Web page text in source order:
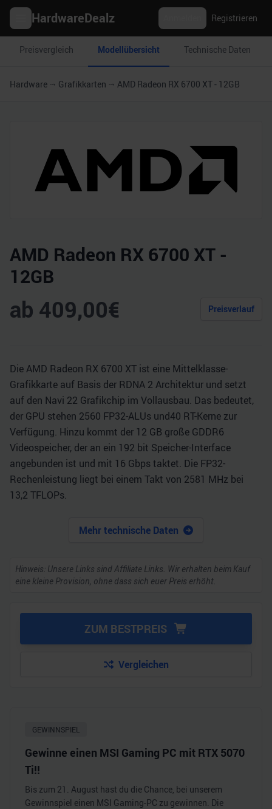
HardwareDealz Registrieren
Preisvergleich Modellübersicht Technische Daten
Hardware Grafikkarten AMD Radeon RX 6700 XT - 12GB
AMD Radeon RX 6700 XT -
12GB
ab 409,00€ Preisverlauf
Die AMD Radeon RX 6700 XT ist eine Mittelklasse-
Grafikkarte auf Basis der RDNA 2 Architektur und setzt
auf den Navi 22 Grafikchip im Vollausbau. Das bedeutet,
der GPU stehen 2560 FP32-ALUs und40 RT-Kerne zur
Verfügung. Hinzu kommt der 12 GB große GDDR6
Videospeicher, der an ein 192 bit Speicher-Interface
angebunden ist und mit 16 Gbps taktet. Die FP32-
Rechenleistung liegt bei einem Takt von 2581 MHz bei
13,2 TFLOPs.
Mehr technische Daten
Hinweis: Unsere Links sind Affiliate Links. Wir erhalten beim Kauf
eine kleine Provision, ohne dass sich euer Preis erhöht.
ZUM BESTPREIS
Vergleichen
GEWINNSPIEL
Gewinne einen MSI Gaming PC mit RTX 5070
Ti!!
Bis zum 21. August hast du die Chance, bei unserem
Gewinnspiel einen MSI Gaming-PC zu gewinnen. Die